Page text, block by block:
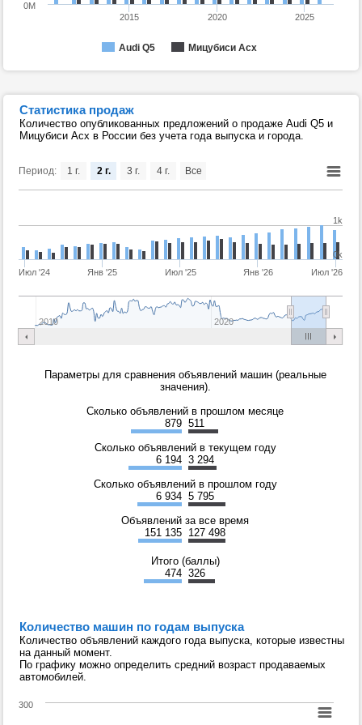
Audi Q5 Мицубиси Асх
2015 2020 2025
0M
Статистика продаж
Количество опубликованных предложений о продаже Audi Q5 и
Мицубиси Асх в России без учета года выпуска и города.
Период:
Июл '24 Янв '25 Июл '25 Янв '26 Июл '26
2010 2020
0k
1k
1 г. 2 г. 3 г. 4 г. Все
Параметры для сравнения объявлений машин (реальные
значения).
Сколько объявлений в прошлом месяце
879 511
Сколько объявлений в текущем году
6 194 3 294
Сколько объявлений в прошлом году
6 934 5 795
Объявлений за все время
151 135 127 498
Итого (баллы)
474 326
Количество машин по годам выпуска
Количество объявлений каждого года выпуска, которые известны
на данный момент.
По графику можно определить средний возраст продаваемых
автомобилей.
300